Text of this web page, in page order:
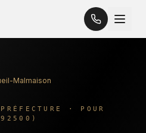
Malmaison
· POUR
92500 )